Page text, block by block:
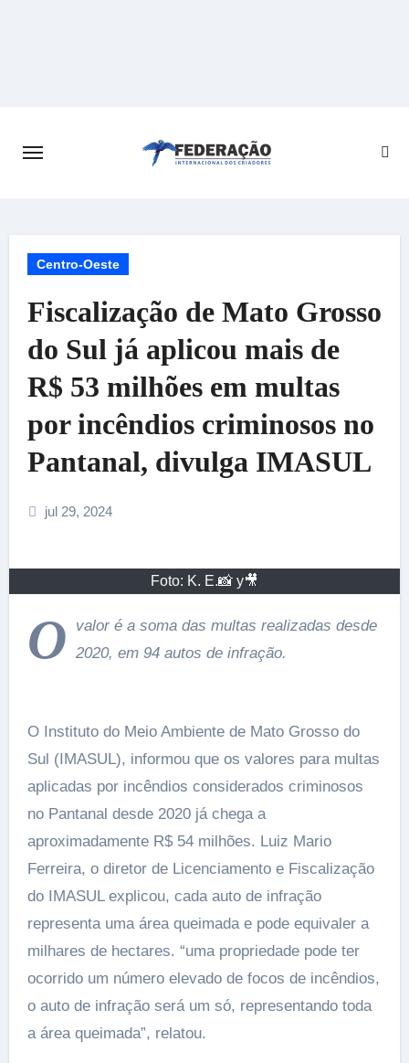
Centro-Oeste
Fiscalização de Mato Grosso
do Sul já aplicou mais de
R$ 53 milhões em multas
por incêndios criminosos no
Pantanal, divulga IMASUL
jul 29, 2024
Foto: K. E.📸 y🎥
O
valor é a soma das multas realizadas desde
2020, em 94 autos de infração.
O Instituto do Meio Ambiente de Mato Grosso do
Sul (IMASUL), informou que os valores para multas
aplicadas por incêndios considerados criminosos
no Pantanal desde 2020 já chega a
aproximadamente R$ 54 milhões. Luiz Mario
Ferreira, o diretor de Licenciamento e Fiscalização
do IMASUL explicou, cada auto de infração
representa uma área queimada e pode equivaler a
milhares de hectares. “uma propriedade pode ter
ocorrido um número elevado de focos de incêndios,
o auto de infração será um só, representando toda
a área queimada”, relatou.